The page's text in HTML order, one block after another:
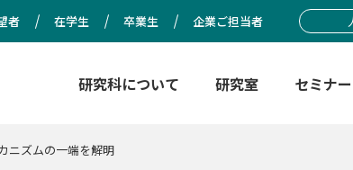
研究科について 研究室 セミナ
者 在学生 卒業生 企業ご担当者
ニズムの一端を解明